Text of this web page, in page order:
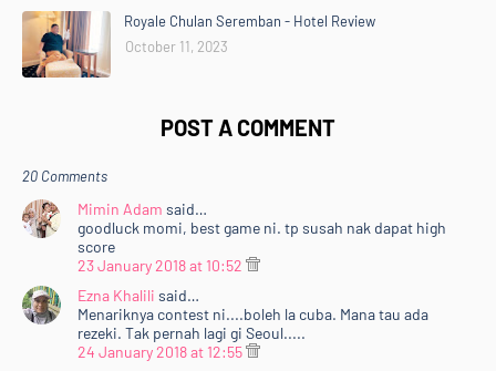
Royale Chulan Seremban - Hotel Review
October 11, 2023
POST A COMMENT
20 Comments
Mimin Adam said…
goodluck momi, best game ni. tp susah nak dapat high
score
23 January 2018 at 10:52
Ezna Khalili said…
Menariknya contest ni....boleh la cuba. Mana tau ada
rezeki. Tak pernah lagi gi Seoul.....
24 January 2018 at 12:55